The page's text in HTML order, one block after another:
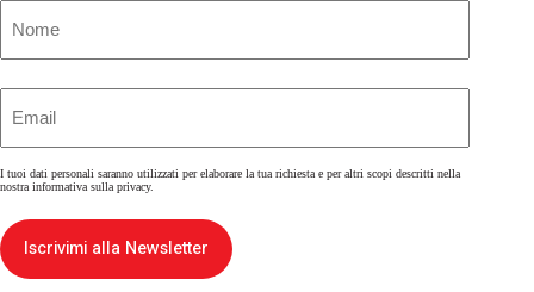
I tuoi dati personali saranno utilizzati per elaborare la tua richiesta e per altri scopi descritti nella
nostra informativa sulla privacy.
Iscrivimi alla Newsletter